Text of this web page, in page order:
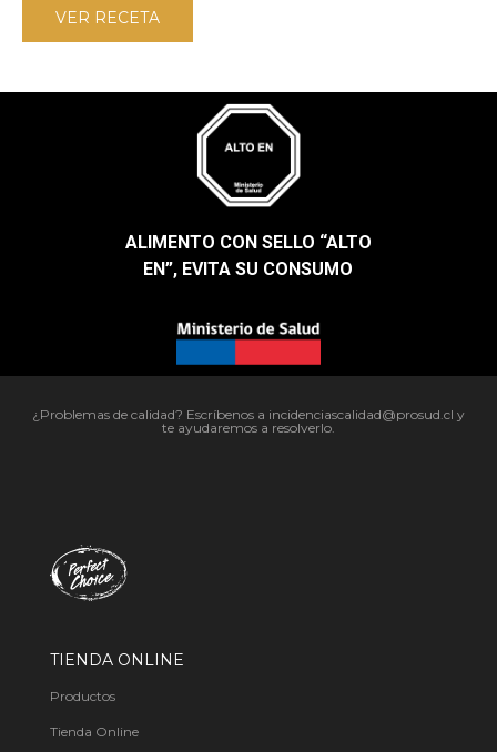
VER RECETA
ALIMENTO CON SELLO “ALTO
EN”, EVITA SU CONSUMO​
¿Problemas de calidad? Escríbenos a incidenciascalidad@prosud.cl y
te ayudaremos a resolverlo.
TIENDA ONLINE
Productos
Tienda Online